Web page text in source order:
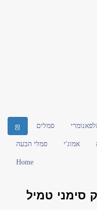
ஜ סמלים
סמלי הבעה אמוג'י
Home
סימני טמיל